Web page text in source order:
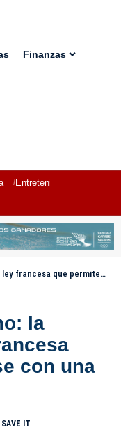
Finanzas
Entretenimiento
casarse con una persona muerta
la
con una